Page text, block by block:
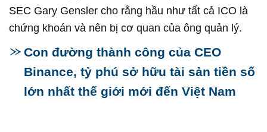
SEC Gary Gensler cho rằng hầu như tất cả ICO là
chứng khoán và nên bị cơ quan của ông quản lý.
Con đường thành công của CEO
Binance, tỷ phú sở hữu tài sản tiền số
lớn nhất thế giới mới đến Việt Nam